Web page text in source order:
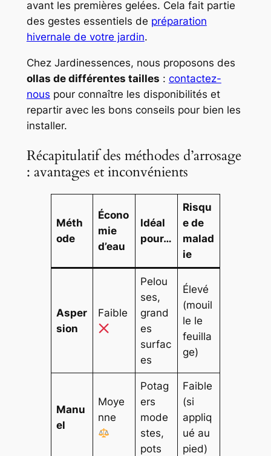
avant les premières gelées. Cela fait partie
des gestes essentiels de préparation
hivernale de votre jardin.
Chez Jardinessences, nous proposons des
ollas de différentes tailles : contactez-
nous pour connaître les disponibilités et
repartir avec les bons conseils pour bien les
installer.
Récapitulatif des méthodes d’arrosage
: avantages et inconvénients
Méth
ode
Écono
mie
d’eau
Idéal
pour…
Risqu
e de
malad
ie
Asper
sion
Faible
Pelou
ses,
grand
es
surfac
es
Élevé
(mouil
le le
feuilla
ge)
Manu
el
Moye
nne
Potag
ers
mode
stes,
pots
Faible
(si
appliq
ué au
pied)